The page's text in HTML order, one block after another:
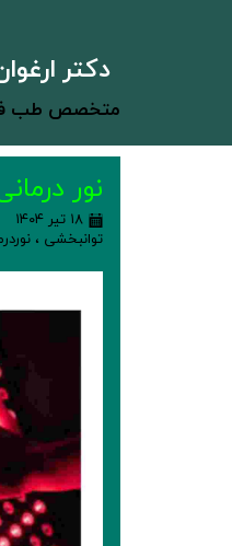
دکتر
متخصص طب
نور
۱۸ تیر ۱۴۰۴
توانبخشی ،